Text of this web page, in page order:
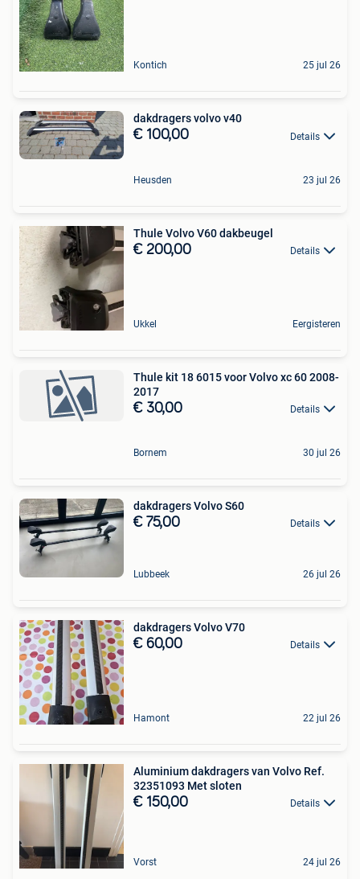
Kontich 25 jul 26
dakdragers volvo v40
€ 100,00 Details
Heusden 23 jul 26
Thule Volvo V60 dakbeugel
€ 200,00 Details
Ukkel Eergisteren
Thule kit 18 6015 voor Volvo xc 60 2008-
2017
€ 30,00 Details
Bornem 30 jul 26
dakdragers Volvo S60
€ 75,00 Details
Lubbeek 26 jul 26
dakdragers Volvo V70
€ 60,00 Details
Hamont 22 jul 26
Aluminium dakdragers van Volvo Ref.
32351093 Met sloten
€ 150,00 Details
Vorst 24 jul 26